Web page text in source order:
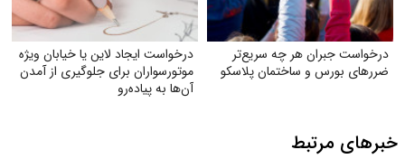
درخواست جبران هر چه سریع‌تر
ضررهای بورس و ساختمان پلاسکو
درخواست ایجاد لاین یا خیابان ویژه
موتورسواران برای جلوگیری از آمدن
آن‌ها به پیاده‌رو
خبرهای مرتبط